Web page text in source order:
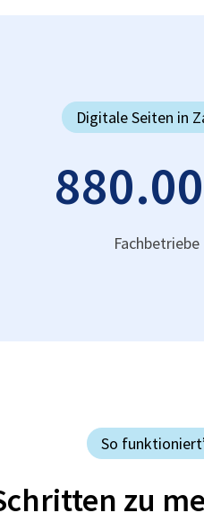
Digitale Seiten in
Fachbetriebe
So
zu